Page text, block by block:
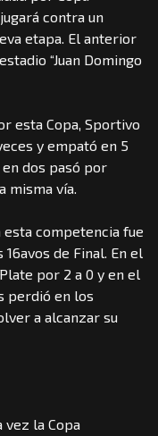
contra un
etapa. El anterior
“Juan Domingo
esta Copa, Sportivo
y empató en 5
dos pasó por
misma vía.
esta competencia fue
de Final. En el
por 2 a 0 y en el
perdió en los
a alcanzar su
la Copa